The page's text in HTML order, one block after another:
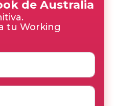
de Australia
tu Working